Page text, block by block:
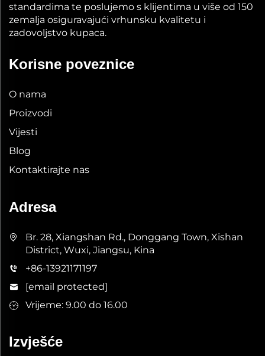
standardima te poslujemo s klijentima u više od 150
zemalja osiguravajući vrhunsku kvalitetu i
zadovoljstvo kupaca.
Korisne poveznice
O nama
Proizvodi
Vijesti
Blog
Kontaktirajte nas
Adresa
Br. 28, Xiangshan Rd., Donggang Town, Xishan
District, Wuxi, Jiangsu, Kina
+86-13921171197
[email protected]
Vrijeme: 9.00 do 16.00
Izvješće